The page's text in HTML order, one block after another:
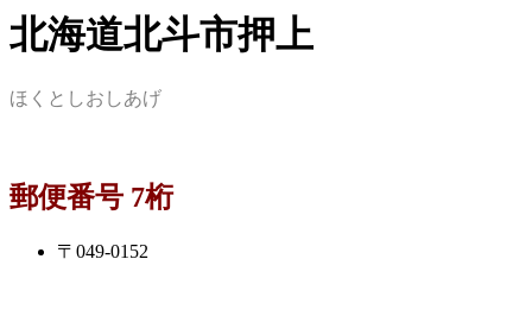
北海道北斗市押上
ほくとしおしあげ
郵便番号 7桁
〒049-0152